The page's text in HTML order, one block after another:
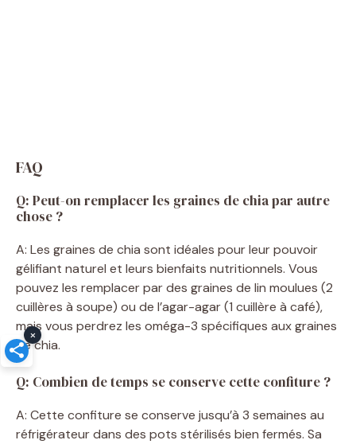
FAQ
Q: Peut-on remplacer les graines de chia par autre
chose ?
A: Les graines de chia sont idéales pour leur pouvoir
gélifiant naturel et leurs bienfaits nutritionnels. Vous
pouvez les remplacer par des graines de lin moulues (2
cuillères à soupe) ou de l’agar-agar (1 cuillère à café),
mais vous perdrez les oméga-3 spécifiques aux graines
de chia.
Q: Combien de temps se conserve cette confiture ?
A: Cette confiture se conserve jusqu’à 3 semaines au
réfrigérateur dans des pots stérilisés bien fermés. Sa
×